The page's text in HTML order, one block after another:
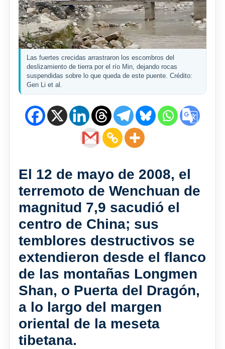
Las fuertes crecidas arrastraron los escombros del
deslizamiento de tierra por el río Min, dejando rocas
suspendidas sobre lo que queda de este puente. Crédito:
Gen Li et al.
El 12 de mayo de 2008, el
terremoto de Wenchuan de
magnitud 7,9 sacudió el
centro de China; sus
temblores destructivos se
extendieron desde el flanco
de las montañas Longmen
Shan, o Puerta del Dragón,
a lo largo del margen
oriental de la meseta
tibetana.